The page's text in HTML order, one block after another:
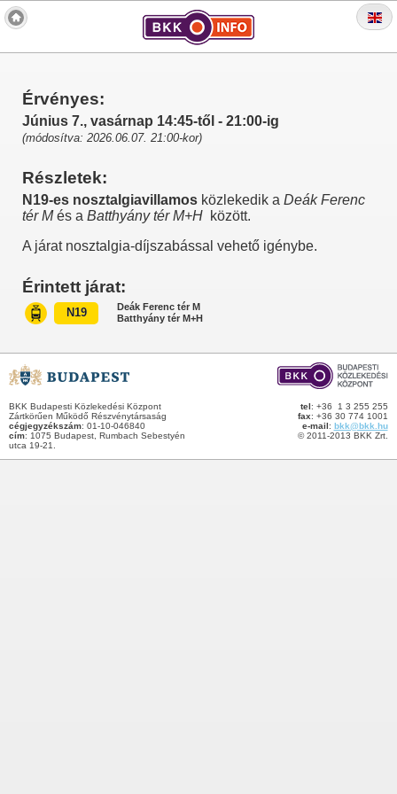
Érvényes:
Június 7., vasárnap 14:45-től - 21:00-ig
(módosítva: 2026.06.07. 21:00-kor)
Részletek:
N19-es nosztalgiavillamos közlekedik a Deák Ferenc
tér Més a Batthyány tér M+H között.
A járat nosztalgia-díjszabással vehető igénybe.
Érintett járat:
N19
Deák Ferenc tér M
Batthyány tér M+H
BKK Budapesti Közlekedési Központ
Zártkörűen Működő Részvénytársaság
cégjegyzékszám: 01-10-046840
cím: 1075 Budapest, Rumbach Sebestyén
utca 19-21.
tel: +36 1 3 255 255
fax: +36 30 774 1001
e-mail: bkk@bkk.hu
© 2011-2013 BKK Zrt.